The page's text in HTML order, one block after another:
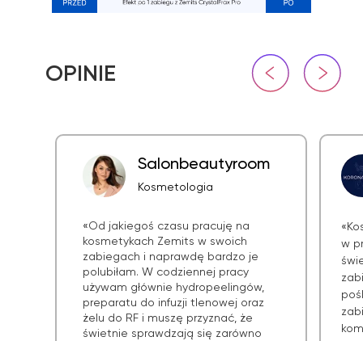
w
«Od jakiegoś czasu pracuję na
kosmetykach Zemits w swoich
zabiegach i naprawdę bardzo je
polubiłam. W codziennej pracy
używam głównie hydropeelingów,
preparatu do infuzji tlenowej oraz
żelu do RF i muszę przyznać, że
świetnie sprawdzają się zarówno
Salonbeautyroom
Kosmetologia